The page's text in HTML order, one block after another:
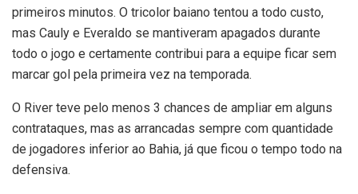
primeiros minutos. O tricolor baiano tentou a todo custo,
mas Cauly e Everaldo se mantiveram apagados durante
todo o jogo e certamente contribui para a equipe ficar sem
marcar gol pela primeira vez na temporada.
O River teve pelo menos 3 chances de ampliar em alguns
contrataques, mas as arrancadas sempre com quantidade
de jogadores inferior ao Bahia, já que ficou o tempo todo na
defensiva.